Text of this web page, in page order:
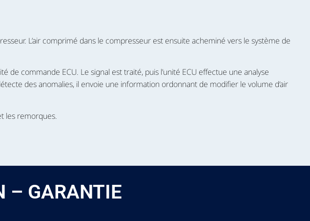
L’air comprimé dans le compresseur est ensuite acheminé vers le système de
de commande ECU. Le signal est traité, puis l’unité ECU effectue une analyse
des anomalies, il envoie une information ordonnant de modifier le volume d’air
les remorques.
– GARANTIE